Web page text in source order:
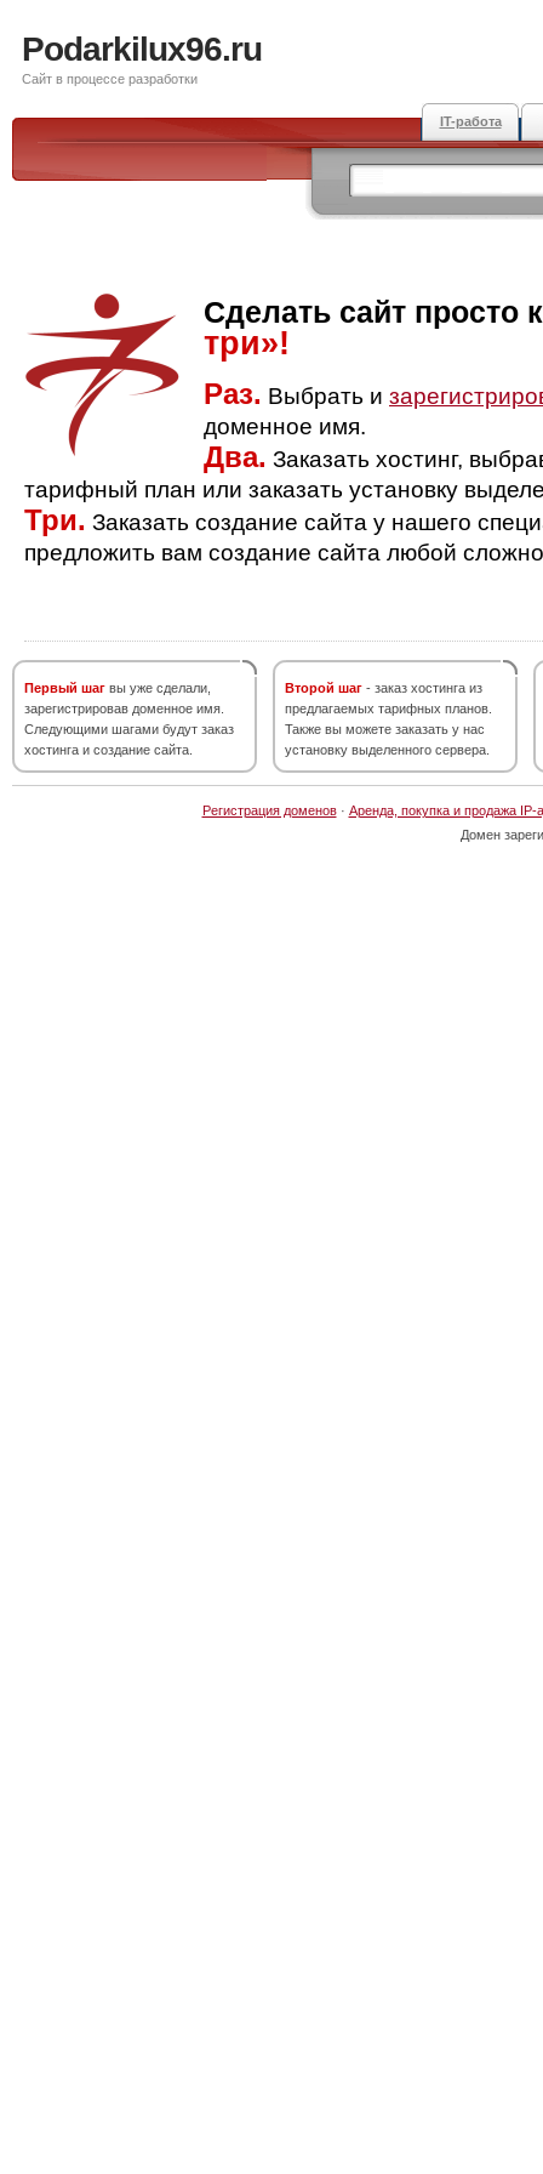
Podarkilux96.ru
Сайт в процессе разработки
IT-работа
Сделать сайт просто
три»!
Раз. Выбрать и
доменное имя.
Два. Заказать хостинг,
тарифный план или заказать установку
Три. Заказать создание сайта у нашего
предложить вам создание сайта любой
Первый шаг вы уже сделали,
зарегистрировав доменное имя.
Следующими шагами будут заказ
хостинга и создание сайта.
Второй шаг - заказ хостинга из
предлагаемых тарифных планов.
Также вы можете заказать у нас
установку выделенного сервера.
Регистрация доменов· Аренда, покупка и продажа IP-
Домен